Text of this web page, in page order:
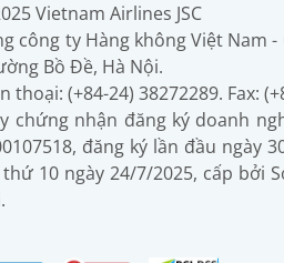
Vietnam Airlines JSC
công ty Hàng không Việt Nam -
Bồ Đề, Hà Nội.
thoại: (+84-24) 38272289. Fax:
chứng nhận đăng ký doanh
đăng ký lần đầu ngày
10 ngày 24/7/2025, cấp bởi